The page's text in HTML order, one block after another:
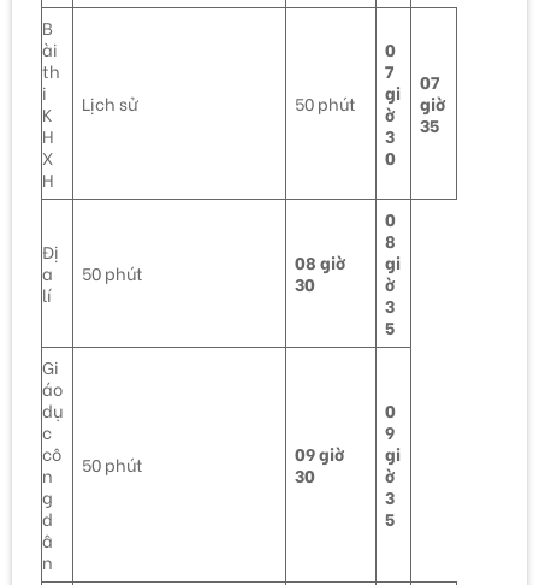
B
ài
th
i
K
H
X
H
Lịch sử 50 phút
0
7
gi
ờ
3
0
07
giờ
35
Đị
a
lí
50 phút
08 giờ
30
0
8
gi
ờ
3
5
Gi
áo
dụ
c
cô
n
g
d
â
n
50 phút
09 giờ
30
0
9
gi
ờ
3
5